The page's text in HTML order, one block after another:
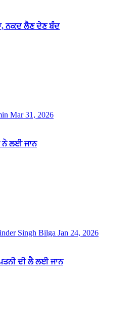
ਨਕਦ ਲੈਣ ਦੇਣ ਬੰਦ
Mar 31, 2026
ਨੇ ਲਈ ਜਾਨ
Singh Bilga Jan 24, 2026
ਦੀ ਲੈ ਲਈ ਜਾਨ